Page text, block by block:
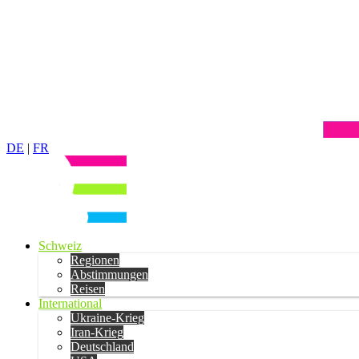
DE | FR
Schweiz
Regionen
Abstimmungen
Reisen
International
Ukraine-Krieg
Iran-Krieg
Deutschland